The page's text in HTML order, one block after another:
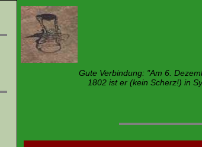
Gute Verbindung: "Am 6.
1802 ist er (kein Scherz!) in